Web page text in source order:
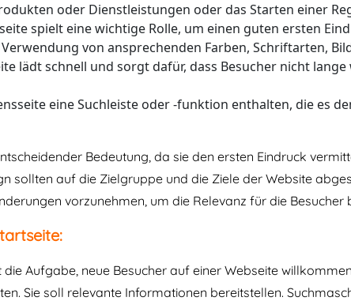
oder Dienstleistungen oder das Starten einer
spielt eine wichtige Rolle, um einen guten ersten
von ansprechenden Farben, Schriftarten,
lädt schnell und sorgt dafür, dass Besucher nicht
eine Suchleiste oder -funktion enthalten, die es
Bedeutung, da sie den ersten Eindruck
sollten auf die Zielgruppe und die Ziele der Website
vorzunehmen, um die Relevanz für die Besucher
Aufgabe, neue Besucher auf einer Webseite
Sie soll relevante Informationen bereitstellen.